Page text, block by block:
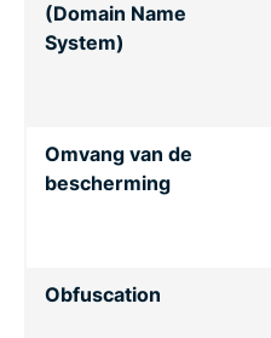
(Domain Name
System)
Omvang van de
bescherming
Obfuscation